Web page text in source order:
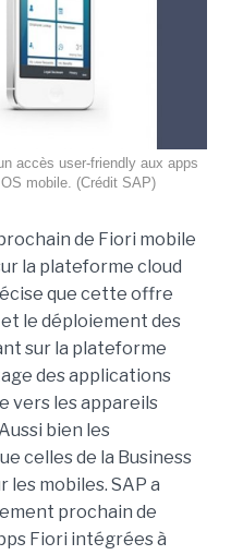
accès user-friendly aux apps
mobile. (Crédit SAP)
de Fiori mobile
la plateforme cloud
que cette offre
le déploiement des
sur la plateforme
des applications
vers les appareils
bien les
celles de la Business
mobiles. SAP a
prochain de
Fiori intégrées à